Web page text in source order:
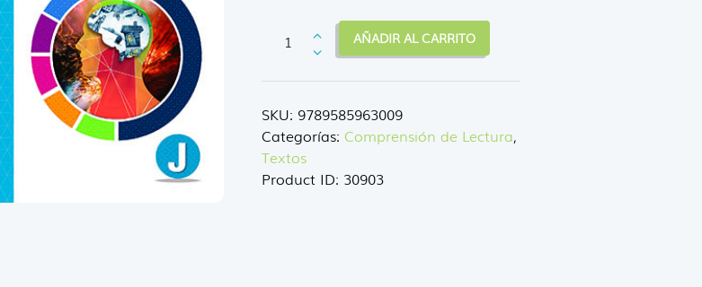
LECTURAMA
cantidad
AÑADIR AL CARRITO
SKU: 9789585963009
Categorías: Comprensión de Lectura,
Textos
Product ID: 30903